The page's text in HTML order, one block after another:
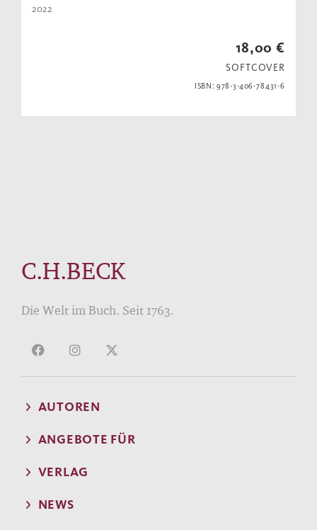
2022
18,00 €
SOFTCOVER
ISBN: 978-3-406-78431-6
C.H.BECK
Die Welt im Buch. Seit 1763.
AUTOREN
ANGEBOTE FÜR
VERLAG
NEWS